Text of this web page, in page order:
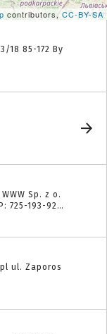
725-193-92-
contributors, CC-BY-SA